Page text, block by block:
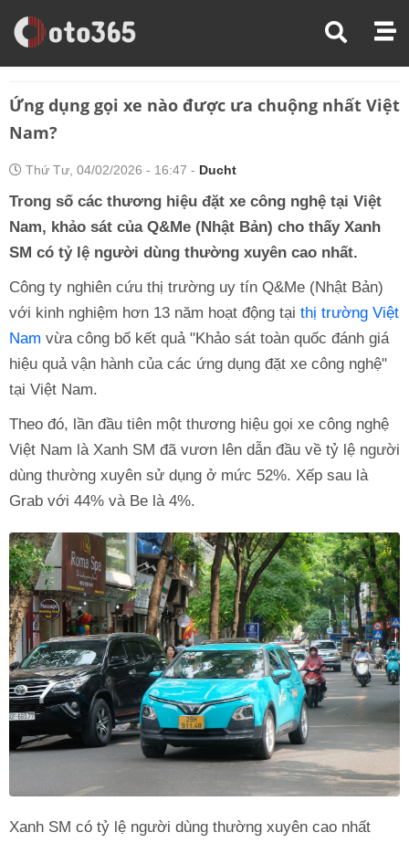
Trang Chủ
Thị Trường Xe
Ứng dụng gọi xe nào được ưa chuộng nhất Việt
Nam?
Thứ Tư, 04/02/2026 - 16:47 - Ducht
Trong số các thương hiệu đặt xe công nghệ tại Việt
Nam, khảo sát của Q&Me (Nhật Bản) cho thấy Xanh
SM có tỷ lệ người dùng thường xuyên cao nhất.
Công ty nghiên cứu thị trường uy tín Q&Me (Nhật Bản)
với kinh nghiệm hơn 13 năm hoạt động tại thị trường Việt
Nam vừa công bố kết quả "Khảo sát toàn quốc đánh giá
hiệu quả vận hành của các ứng dụng đặt xe công nghệ"
tại Việt Nam.
Theo đó, lần đầu tiên một thương hiệu gọi xe công nghệ
Việt Nam là Xanh SM đã vươn lên dẫn đầu về tỷ lệ người
dùng thường xuyên sử dụng ở mức 52%. Xếp sau là
Grab với 44% và Be là 4%.
Xanh SM có tỷ lệ người dùng thường xuyên cao nhất